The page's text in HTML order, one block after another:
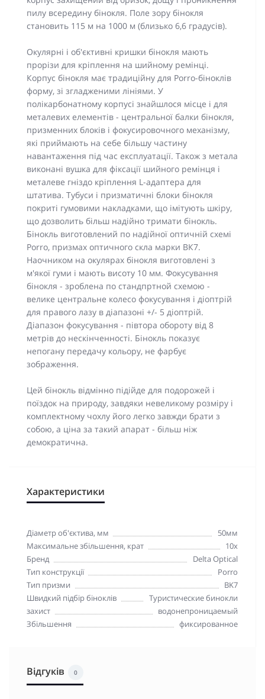
пилу всередину бінокля. Поле зору бінокля
становить 115 м на 1000 м (близько 6,6 градусів).
Окулярні і об'єктивні кришки бінокля мають
прорізи для кріплення на шийному ремінці.
Корпус бінокля має традиційну для Porro-біноклів
форму, зі згладженими лініями. У
полікарбонатному корпусі знайшлося місце і для
металевих елементів - центральної балки бінокля,
призменних блоків і фокусировочного механізму,
які приймають на себе більшу частину
навантаження під час експлуатації. Також з метала
виконані вушка для фіксації шийного ремінця і
металеве гніздо кріплення L-адаптера для
штатива. Тубуси і призматичні блоки бінокля
покриті гумовими накладками, що імітують шкіру,
що дозволить більш надійно тримати бінокль.
Бінокль виготовлений по надійної оптичній схемі
Porro, призмах оптичного скла марки ВК7.
Наочником на окулярах бінокля виготовлені з
м'якої гуми і мають висоту 10 мм. Фокусування
бінокля - зроблена по стандпртной схемою -
велике центральне колесо фокусування і діоптрій
для правого лазу в діапазоні +/- 5 діоптрій.
Діапазон фокусування - півтора обороту від 8
метрів до нескінченності. Бінокль показує
непогану передачу кольору, не фарбує
зображення.
Цей бінокль відмінно підійде для подорожей і
поїздок на природу, завдяки невеликому розміру і
комплектному чохлу його легко завжди брати з
собою, а ціна за такий апарат - більш ніж
демократична.
Характеристики
Діаметр об'єктива, мм
50мм
Максимальне збільшення, крат
10x
Бренд
Delta Optical
Тип конструкції
Porro
Тип призми
BK7
Швидкий підбір біноклів
Туристические бинокли
захист
водонепроницаемый
Збільшення
фиксированное
Відгуків 0